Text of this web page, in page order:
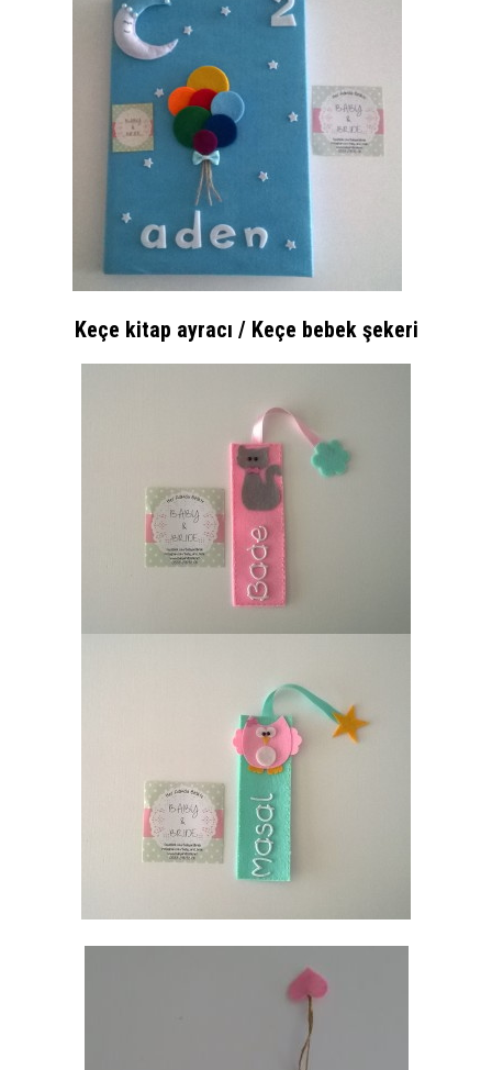
Keçe kitap ayracı / Keçe bebek şekeri